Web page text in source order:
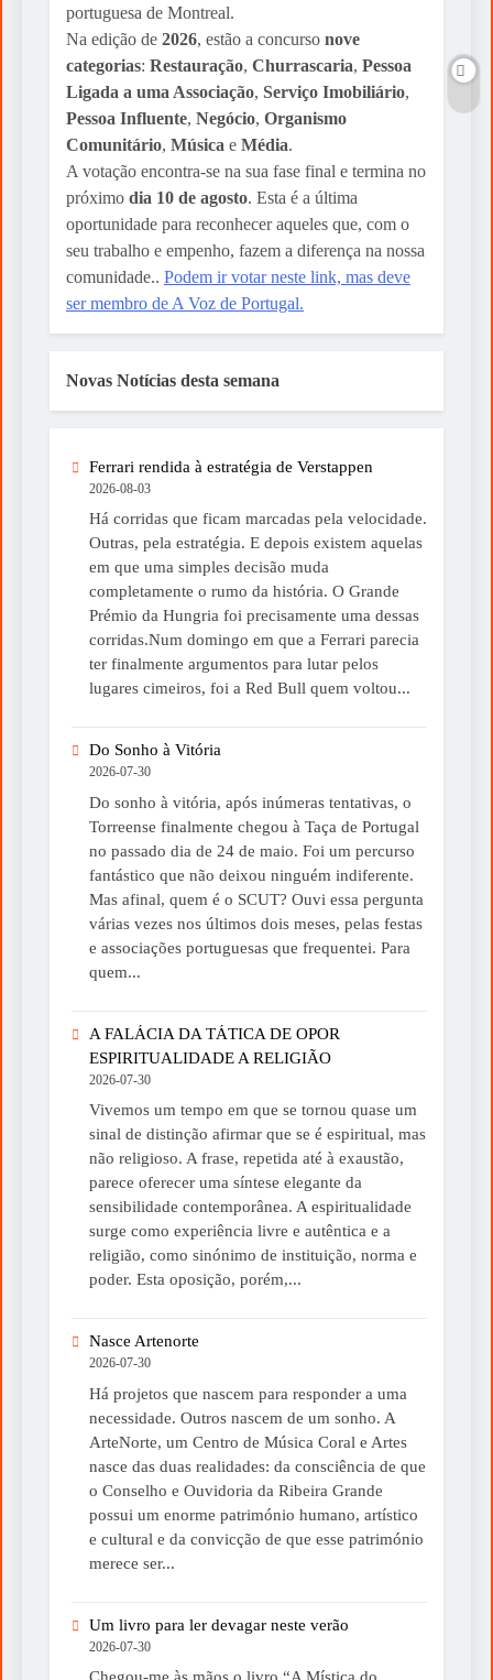
portuguesa de Montreal.
Na edição de 2026, estão a concurso nove
categorias: Restauração, Churrascaria, Pessoa
Ligada a uma Associação, Serviço Imobiliário,
Pessoa Influente, Negócio, Organismo
Comunitário, Música e Média.
A votação encontra-se na sua fase final e termina no
próximo dia 10 de agosto. Esta é a última
oportunidade para reconhecer aqueles que, com o
seu trabalho e empenho, fazem a diferença na nossa
comunidade.. Podem ir votar neste link, mas deve
ser membro de A Voz de Portugal.
Novas Notícias desta semana
Ferrari rendida à estratégia de Verstappen
2026-08-03
Há corridas que ficam marcadas pela velocidade.
Outras, pela estratégia. E depois existem aquelas
em que uma simples decisão muda
completamente o rumo da história. O Grande
Prémio da Hungria foi precisamente uma dessas
corridas.Num domingo em que a Ferrari parecia
ter finalmente argumentos para lutar pelos
lugares cimeiros, foi a Red Bull quem voltou...
Do Sonho à Vitória
2026-07-30
Do sonho à vitória, após inúmeras tentativas, o
Torreense finalmente chegou à Taça de Portugal
no passado dia de 24 de maio. Foi um percurso
fantástico que não deixou ninguém indiferente.
Mas afinal, quem é o SCUT? Ouvi essa pergunta
várias vezes nos últimos dois meses, pelas festas
e associações portuguesas que frequentei. Para
quem...
A FALÁCIA DA TÁTICA DE OPOR
ESPIRITUALIDADE A RELIGIÃO
2026-07-30
Vivemos um tempo em que se tornou quase um
sinal de distinção afirmar que se é espiritual, mas
não religioso. A frase, repetida até à exaustão,
parece oferecer uma síntese elegante da
sensibilidade contemporânea. A espiritualidade
surge como experiência livre e autêntica e a
religião, como sinónimo de instituição, norma e
poder. Esta oposição, porém,...
Nasce Artenorte
2026-07-30
Há projetos que nascem para responder a uma
necessidade. Outros nascem de um sonho. A
ArteNorte, um Centro de Música Coral e Artes
nasce das duas realidades: da consciência de que
o Conselho e Ouvidoria da Ribeira Grande
possui um enorme património humano, artístico
e cultural e da convicção de que esse património
merece ser...
Um livro para ler devagar neste verão
2026-07-30